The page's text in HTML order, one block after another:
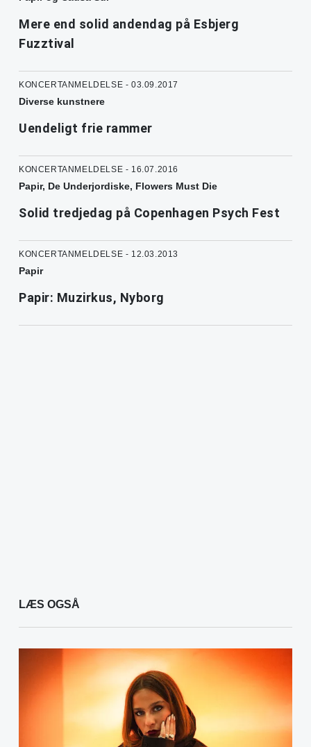
Mere end solid andendag på Esbjerg
Fuzztival
KONCERTANMELDELSE - 03.09.2017
Diverse kunstnere
Uendeligt frie rammer
KONCERTANMELDELSE - 16.07.2016
Papir, De Underjordiske, Flowers Must Die
Solid tredjedag på Copenhagen Psych Fest
KONCERTANMELDELSE - 12.03.2013
Papir
Papir: Muzirkus, Nyborg
LÆS OGSÅ